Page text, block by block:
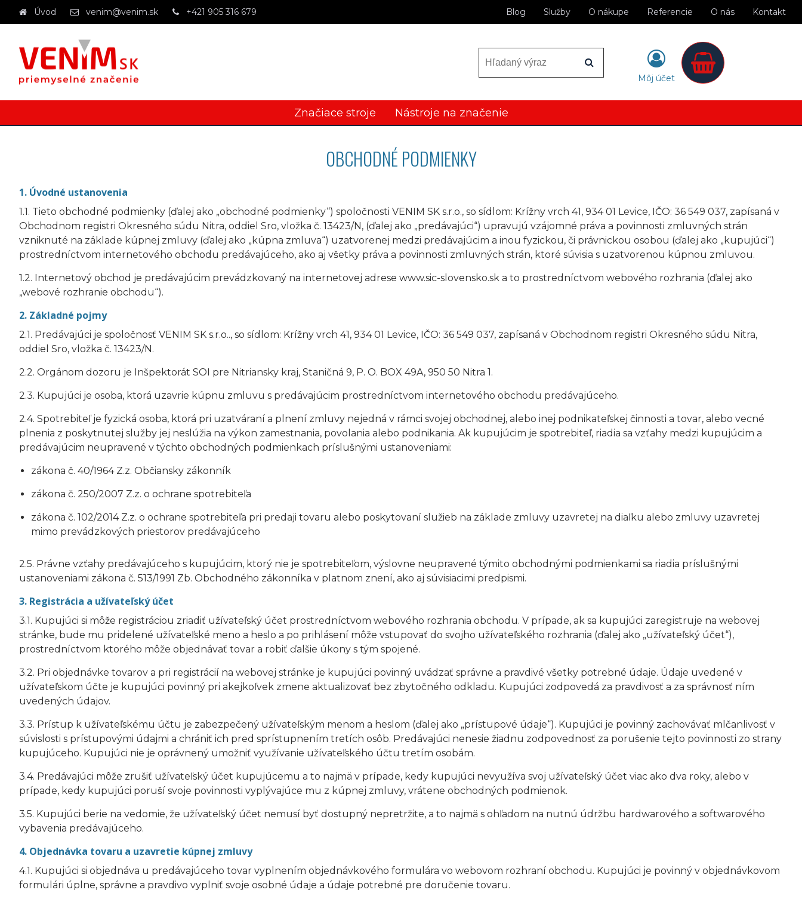
Úvod venim@venim.sk +421 905 316 679 Blog Služby O nákupe Referencie O nás Kontakt
Môj účet
Značiace stroje Nástroje na značenie
OBCHODNÉ PODMIENKY
1. Úvodné ustanovenia
1.1. Tieto obchodné podmienky (ďalej ako „obchodné podmienky“) spoločnosti VENIM SK s.r.o., so sídlom: Krížny vrch 41, 934 01 Levice, IČO: 36 549 037, zapísaná v
Obchodnom registri Okresného súdu Nitra, oddiel Sro, vložka č. 13423/N, (ďalej ako „predávajúci“) upravujú vzájomné práva a povinnosti zmluvných strán
vzniknuté na základe kúpnej zmluvy (ďalej ako „kúpna zmluva“) uzatvorenej medzi predávajúcim a inou fyzickou, či právnickou osobou (ďalej ako „kupujúci“)
prostredníctvom internetového obchodu predávajúceho, ako aj všetky práva a povinnosti zmluvných strán, ktoré súvisia s uzatvorenou kúpnou zmluvou.
1.2. Internetový obchod je predávajúcim prevádzkovaný na internetovej adrese www.sic-slovensko.sk a to prostredníctvom webového rozhrania (ďalej ako
„webové rozhranie obchodu“).
2. Základné pojmy
2.1. Predávajúci je spoločnosť VENIM SK s.r.o.., so sídlom: Krížny vrch 41, 934 01 Levice, IČO: 36 549 037, zapísaná v Obchodnom registri Okresného súdu Nitra,
oddiel Sro, vložka č. 13423/N.
2.2. Orgánom dozoru je Inšpektorát SOI pre Nitriansky kraj, Staničná 9, P. O. BOX 49A, 950 50 Nitra 1.
2.3. Kupujúci je osoba, ktorá uzavrie kúpnu zmluvu s predávajúcim prostredníctvom internetového obchodu predávajúceho.
2.4. Spotrebiteľ je fyzická osoba, ktorá pri uzatváraní a plnení zmluvy nejedná v rámci svojej obchodnej, alebo inej podnikateľskej činnosti a tovar, alebo vecné
plnenia z poskytnutej služby jej neslúžia na výkon zamestnania, povolania alebo podnikania. Ak kupujúcim je spotrebiteľ, riadia sa vzťahy medzi kupujúcim a
predávajúcim neupravené v týchto obchodných podmienkach príslušnými ustanoveniami:
zákona č. 40/1964 Z.z. Občiansky zákonník
zákona č. 250/2007 Z.z. o ochrane spotrebiteľa
zákona č. 102/2014 Z.z. o ochrane spotrebiteľa pri predaji tovaru alebo poskytovaní služieb na základe zmluvy uzavretej na diaľku alebo zmluvy uzavretej
mimo prevádzkových priestorov predávajúceho
2.5. Právne vzťahy predávajúceho s kupujúcim, ktorý nie je spotrebiteľom, výslovne neupravené týmito obchodnými podmienkami sa riadia príslušnými
ustanoveniami zákona č. 513/1991 Zb. Obchodného zákonníka v platnom znení, ako aj súvisiacimi predpismi.
3. Registrácia a užívateľský účet
3.1. Kupujúci si môže registráciou zriadiť užívateľský účet prostredníctvom webového rozhrania obchodu. V prípade, ak sa kupujúci zaregistruje na webovej
stránke, bude mu pridelené užívateľské meno a heslo a po prihlásení môže vstupovať do svojho užívateľského rozhrania (ďalej ako „užívateľský účet“),
prostredníctvom ktorého môže objednávať tovar a robiť ďalšie úkony s tým spojené.
3.2. Pri objednávke tovarov a pri registrácií na webovej stránke je kupujúci povinný uvádzať správne a pravdivé všetky potrebné údaje. Údaje uvedené v
užívateľskom účte je kupujúci povinný pri akejkoľvek zmene aktualizovať bez zbytočného odkladu. Kupujúci zodpovedá za pravdivosť a za správnosť ním
uvedených údajov.
3.3. Prístup k užívateľskému účtu je zabezpečený užívateľským menom a heslom (ďalej ako „prístupové údaje“). Kupujúci je povinný zachovávať mlčanlivosť v
súvislosti s prístupovými údajmi a chrániť ich pred sprístupnením tretích osôb. Predávajúci nenesie žiadnu zodpovednosť za porušenie tejto povinnosti zo strany
kupujúceho. Kupujúci nie je oprávnený umožniť využívanie užívateľského účtu tretím osobám.
3.4. Predávajúci môže zrušiť užívateľský účet kupujúcemu a to najmä v prípade, kedy kupujúci nevyužíva svoj užívateľský účet viac ako dva roky, alebo v
prípade, kedy kupujúci poruší svoje povinnosti vyplývajúce mu z kúpnej zmluvy, vrátene obchodných podmienok.
3.5. Kupujúci berie na vedomie, že užívateľský účet nemusí byť dostupný nepretržite, a to najmä s ohľadom na nutnú údržbu hardwarového a softwarového
vybavenia predávajúceho.
4. Objednávka tovaru a uzavretie kúpnej zmluvy
4.1. Kupujúci si objednáva u predávajúceho tovar vyplnením objednávkového formulára vo webovom rozhraní obchodu. Kupujúci je povinný v objednávkovom
formulári úplne, správne a pravdivo vyplniť svoje osobné údaje a údaje potrebné pre doručenie tovaru.